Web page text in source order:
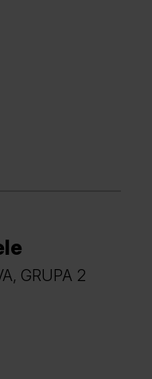
Mauvella
GRUPA 2